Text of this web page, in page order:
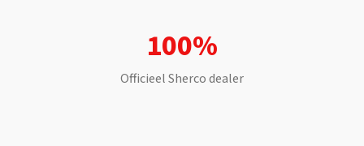
100%
OfficieelShercodealer